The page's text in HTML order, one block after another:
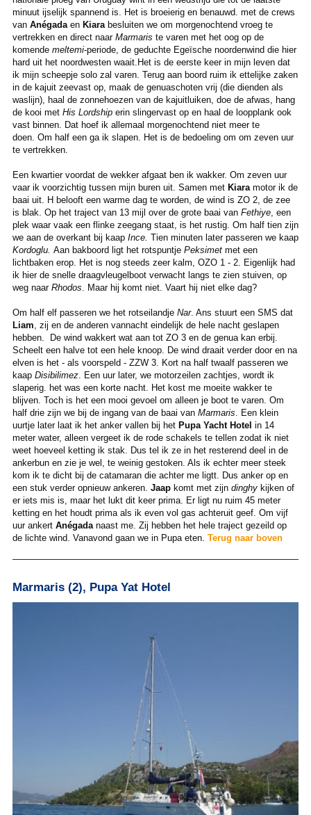
minuut ijselijk spannend is. Het is broeierig en benauwd. met de crews
van Anégadaen Kiara besluiten we om morgenochtend vroeg te
vertrekken en direct naar Marmaris te varen met het oog op de
komende meltemi-periode, de geduchte Egeïsche noordenwind die hier
hard uit het noordwesten waait.Het is de eerste keer in mijn leven dat
ik mijn scheepje solo zal varen. Terug aan boord ruim ik ettelijke zaken
in de kajuit zeevast op, maak de genuaschoten vrij (die dienden als
waslijn), haal de zonnehoezen van de kajuitluiken, doe de afwas, hang
de kooi met His Lordshiperin slingervast op en haal de loopplank ook
vast binnen. Dat hoef ik allemaal morgenochtend niet meer te
doen. Om half een ga ik slapen. Het is de bedoeling om om zeven uur
te vertrekken.
Een kwartier voordat de wekker afgaat ben ik wakker. Om zeven uur
vaar ik voorzichtig tussen mijn buren uit. Samen met Kiaramotor ik de
baai uit. H belooft een warme dag te worden, de wind is ZO 2, de zee
is blak. Op het traject van 13 mijl over de grote baai van Fethiye, een
plek waar vaak een flinke zeegang staat, is het rustig. Om half tien zijn
we aan de overkant bij kaap Ince. Tien minuten later passeren we kaap
Kordoglu. Aan bakboord ligt het rotspuntje Peksimetmet een
lichtbaken erop. Het is nog steeds zeer kalm, OZO 1 - 2. Eigenlijk had
ik hier de snelle draagvleugelboot verwacht langs te zien stuiven, op
weg naar Rhodos . Maar hij komt niet. Vaart hij niet elke dag?
Om half elf passeren we het rotseilandje Nar. Ans stuurt een SMS dat
Liam , zij en de anderen vannacht eindelijk de hele nacht geslapen
hebben. De wind wakkert wat aan tot ZO 3 en de genua kan erbij.
Scheelt een halve tot een hele knoop. De wind draait verder door en na
elven is het - als voorspeld - ZZW 3. Kort na half twaalf passeren we
kaap Disibilimez. Een uur later, we motorzeilen zachtjes, wordt ik
slaperig. het was een korte nacht. Het kost me moeite wakker te
blijven. Toch is het een mooi gevoel om alleen je boot te varen. Om
half drie zijn we bij de ingang van de baai van Marmaris . Een klein
uurtje later laat ik het anker vallen bij het Pupa Yacht Hotel in 14
meter water, alleen vergeet ik de rode schakels te tellen zodat ik niet
weet hoeveel ketting ik stak. Dus tel ik ze in het resterend deel in de
ankerbun en zie je wel, te weinig gestoken. Als ik echter meer steek
kom ik te dicht bij de catamaran die achter me ligtt. Dus anker op en
een stuk verder opnieuw ankeren. Jaapkomt met zijn dinghykijken of
er iets mis is, maar het lukt dit keer prima. Er ligt nu ruim 45 meter
ketting en het houdt prima als ik even vol gas achteruit geef. Om vijf
uur ankert Anégadanaast me. Zij hebben het hele traject gezeild op
de lichte wind. Vanavond gaan we in Pupa eten. Terug naar boven
Marmaris (2), Pupa Yat Hotel